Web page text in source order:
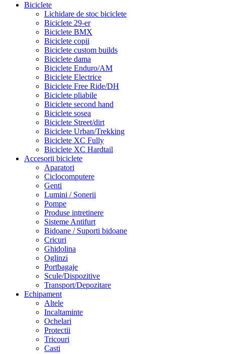
Biciclete
Lichidare de stoc biciclete
Biciclete 29-er
Biciclete BMX
Biciclete copii
Biciclete custom builds
Biciclete dama
Biciclete Enduro/AM
Biciclete Electrice
Biciclete Free Ride/DH
Biciclete pliabile
Biciclete second hand
Biciclete sosea
Biciclete Street/dirt
Biciclete Urban/Trekking
Biciclete XC Fully
Biciclete XC Hardtail
Accesorii biciclete
Aparatori
Ciclocomputere
Genti
Lumini / Sonerii
Pompe
Produse intretinere
Sisteme Antifurt
Bidoane / Suporti bidoane
Cricuri
Ghidolina
Oglinzi
Portbagaje
Scule/Dispozitive
Transport/Depozitare
Echipament
Altele
Incaltaminte
Ochelari
Protectii
Tricouri
Casti